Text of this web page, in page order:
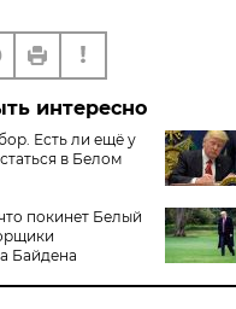
интересно
Есть ли ещё у
в Белом
покинет Белый
Байдена